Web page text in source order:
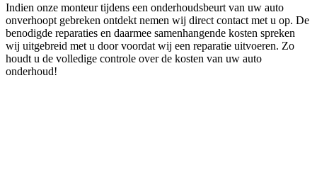
Indien onze monteur tijdens een onderhoudsbeurt van uw auto
onverhoopt gebreken ontdekt nemen wij direct contact met u op. De
benodigde reparaties en daarmee samenhangende kosten spreken
wij uitgebreid met u door voordat wij een reparatie uitvoeren. Zo
houdt u de volledige controle over de kosten van uw auto
onderhoud!